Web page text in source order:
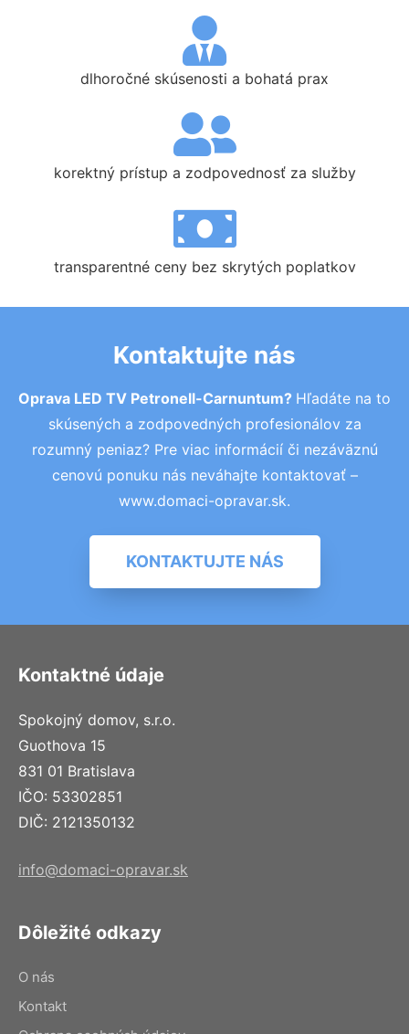
dlhoročné skúsenosti a bohatá prax
korektný prístup a zodpovednosť za služby
transparentné ceny bez skrytých poplatkov
Kontaktujte nás
Oprava LED TV Petronell-Carnuntum? Hľadáte na to
skúsených a zodpovedných profesionálov za
rozumný peniaz? Pre viac informácií či nezáväznú
cenovú ponuku nás neváhajte kontaktovať –
www.domaci-opravar.sk.
KONTAKTUJTE NÁS
Kontaktné údaje
Spokojný domov, s.r.o.
Guothova 15
831 01 Bratislava
IČO: 53302851
DIČ: 2121350132
info@domaci-opravar.sk
Dôležité odkazy
O nás
Kontakt